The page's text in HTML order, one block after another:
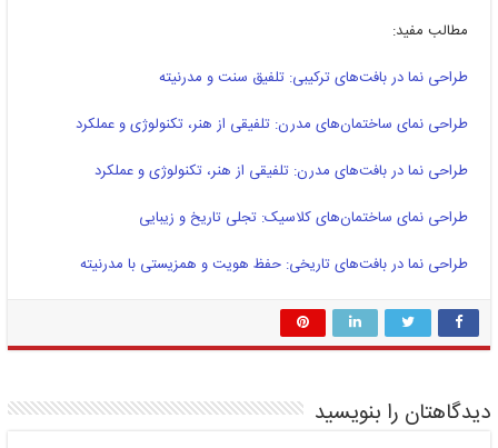
مطالب مفید:
طراحی نما در بافت‌های ترکیبی: تلفیق سنت و مدرنیته
طراحی نمای ساختمان‌های مدرن: تلفیقی از هنر، تکنولوژی و عملکرد
طراحی نما در بافت‌های مدرن: تلفیقی از هنر، تکنولوژی و عملکرد
طراحی نمای ساختمان‌های کلاسیک: تجلی تاریخ و زیبایی
طراحی نما در بافت‌های تاریخی: حفظ هویت و همزیستی با مدرنیته
دیدگاهتان را بنویسید